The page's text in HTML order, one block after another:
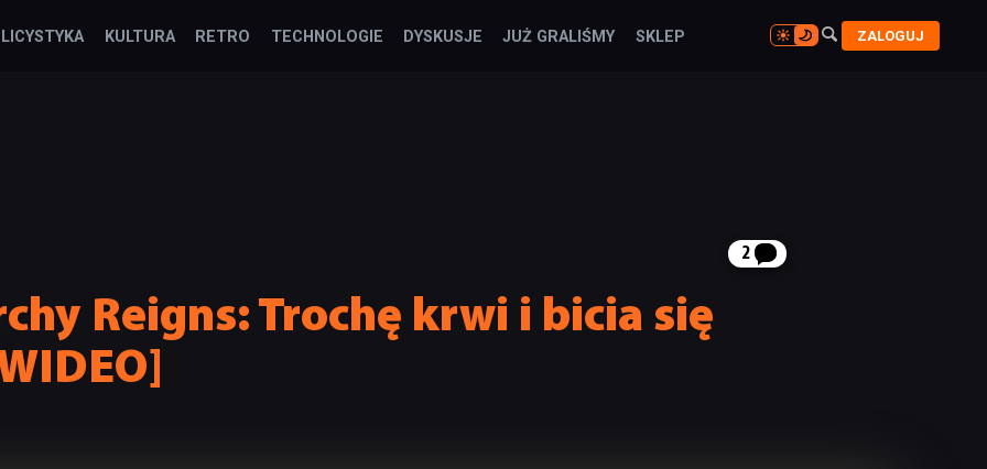
KULTURA RETRO TECHNOLOGIE DYSKUSJE JUŻ GRALIŚMY SKLEP 
 ZALOGUJ
2
Reigns: Trochę krwi i bicia się